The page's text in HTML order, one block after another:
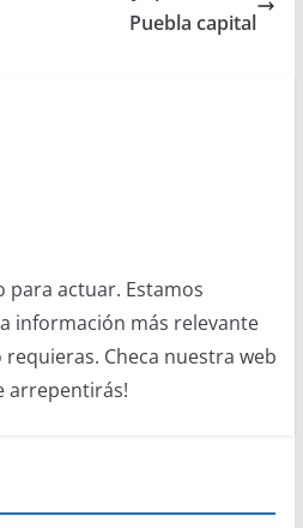
Puebla capital
para actuar. Estamos
información más relevante
Checa nuestra web
arrepentirás!